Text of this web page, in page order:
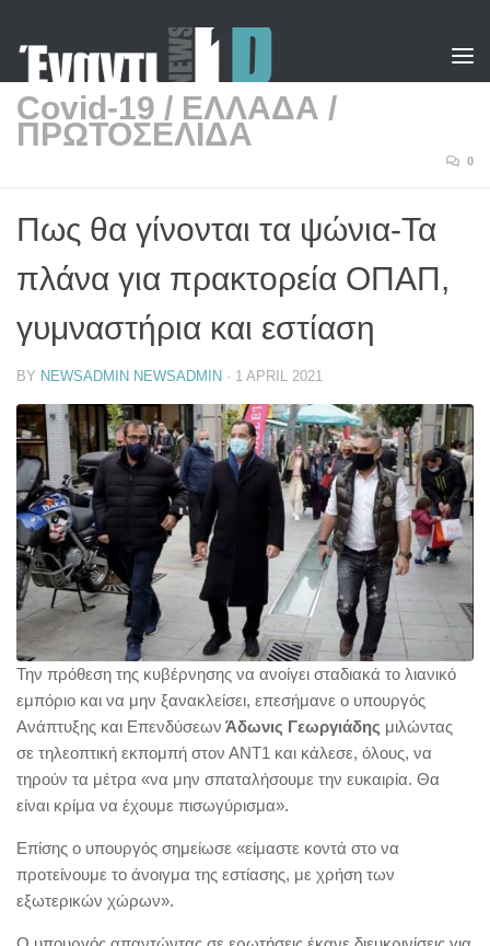
Covid-19 / ΕΛΛΑΔΑ /
ΠΡΩΤΟΣΕΛΙΔΑ
0
Πως θα γίνονται τα ψώνια-Τα
πλάνα για πρακτορεία ΟΠΑΠ,
γυμναστήρια και εστίαση
BY NEWSADMIN NEWSADMIN · 1 APRIL 2021
Την πρόθεση της κυβέρνησης να ανοίγει σταδιακά το λιανικό
εμπόριο και να μην ξανακλείσει, επεσήμανε ο υπουργός
Ανάπτυξης και Επενδύσεων Άδωνις Γεωργιάδης μιλώντας
σε τηλεοπτική εκπομπή στον ΑΝΤ1 και κάλεσε, όλους, να
τηρούν τα μέτρα «να μην σπαταλήσουμε την ευκαιρία. Θα
είναι κρίμα να έχουμε πισωγύρισμα».
Επίσης ο υπουργός σημείωσε «είμαστε κοντά στο να
προτείνουμε το άνοιγμα της εστίασης, με χρήση των
εξωτερικών χώρων».